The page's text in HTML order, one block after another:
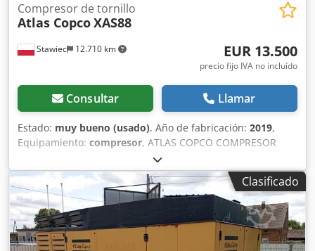
Stawiec 12.710 km
Compresor de tornillo
Atlas CopcoXAS88
EUR 13.500
precio fijo IVA no incluído
Consultar Llamar
Estado: muy bueno (usado), Año de fabricación: 2019,
Equipamiento: compresor, ATLAS COPCO COMPRESOR
XAS88 5.2m3 2019 Compresor DIESEL ATLAS COPCO XAS 88
totalmente revisado. Datos técnicos: capacidad 5.20
m3/min; presión de trabajo 7 Bar; año de producción 2019;
Motor KUBOTA ¡¡¡kilometraje 1519h!!! compresor
totalmente operativo Dwsdpfx Asrdf Swjd Ija precio neto:
58800 zł precio bruto: 72324 zł A continuación se muestra
un enlace a un video que muestra el trabajo de la
Clasificado